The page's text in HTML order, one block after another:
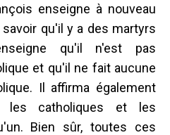
enseigne à nouveau
qu'il y a des martyrs
qu'il n'est pas
et qu'il ne fait aucune
Il affirma également
les catholiques et les
Bien sûr, toutes ces